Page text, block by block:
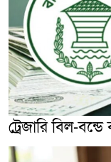
ট্রেজারি বিল-